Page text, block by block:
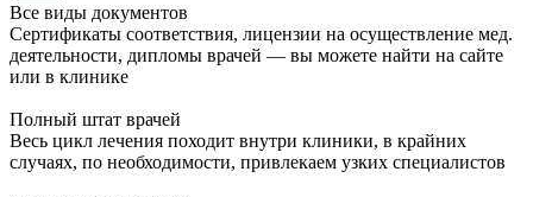
Все виды документов
Сертификаты соответствия, лицензии на осуществление мед.
деятельности, дипломы врачей — вы можете найти на сайте
или в клинике
Полный штат врачей
Весь цикл лечения походит внутри клиники, в крайних
случаях, по необходимости, привлекаем узких специалистов